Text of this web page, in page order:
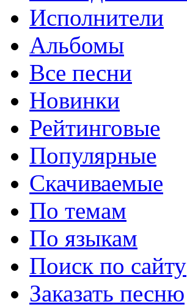
Исполнители
Альбомы
Все песни
Новинки
Рейтинговые
Популярные
Скачиваемые
По темам
По языкам
Поиск по сайту
Заказать песню